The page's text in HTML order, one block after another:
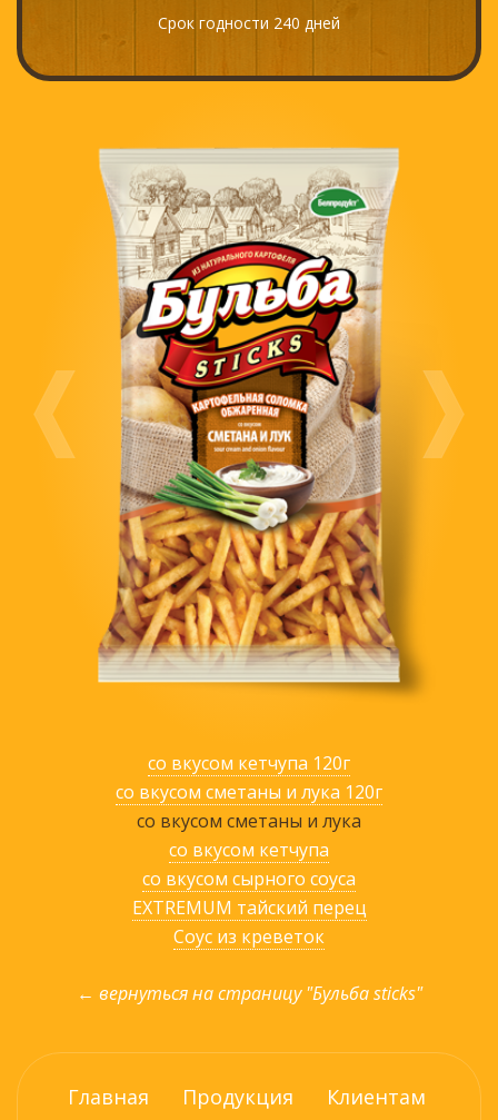
со вкусом кетчупа 120г
со вкусом сметаны и лука 120г
со вкусом сметаны и лука
со вкусом кетчупа
со вкусом сырного соуса
EXTREMUM тайский перец
Соус из креветок
← вернуться на страницу "Бульба sticks"
Срок годности 240 дней
Главная Продукция
Клиентам